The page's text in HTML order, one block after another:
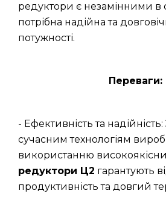
редуктори є незамінними в
потрібна надійна та
потужності.
Переваги:
- Ефективність та
сучасним технологіям
використанню
редуктори Ц2 гарантують
продуктивність та довгий